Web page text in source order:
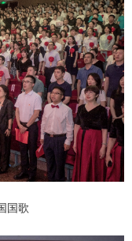
国歌